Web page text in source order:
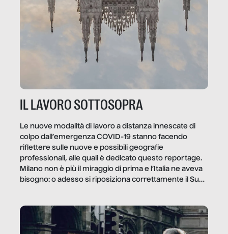
IL LAVORO SOTTOSOPRA
Le nuove modalità di lavoro a distanza innescate di
colpo dall’emergenza COVID-19 stanno facendo
riflettere sulle nuove e possibili geografie
professionali, alle quali è dedicato questo reportage.
Milano non è più il miraggio di prima e l’Italia ne aveva
bisogno: o adesso si riposiziona correttamente il Sud